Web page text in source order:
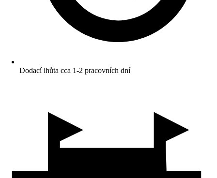
Dodací lhůta cca 1-2 pracovních dní